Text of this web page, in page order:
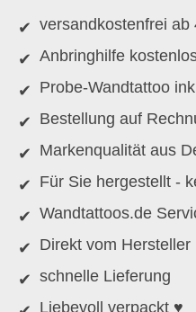
versandkostenfrei ab
Anbringhilfe
Probe-Wandtattoo
Bestellung auf
Markenqualität aus
Für Sie hergestellt -
Wandtattoos.de
Direkt vom Hersteller
schnelle Lieferung
Liebevoll verpackt ♥